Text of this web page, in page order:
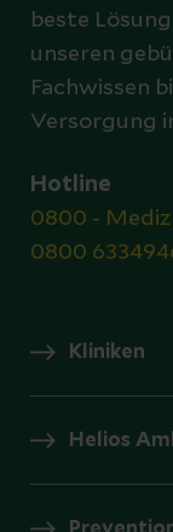
beste
unseren
Fachwissen
Versorgung
Hotline
0800 -
0800
Kliniken
Helios